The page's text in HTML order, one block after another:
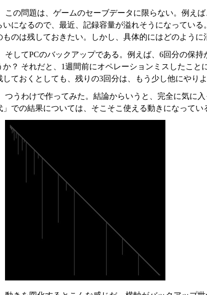
この問題は、ゲームのセーブデータに限らない。例え
いになるので、最近、記録容量が溢れそうになってい
ものは残しておきたい。しかし、具体的にはどのように
そしてPCのバックアップである。例えば、6回分の保
か？ それだと、1週間前にオペレーションミスしたこ
しておくとしても、残りの3回分は、もう少し他にやり
つうわけで作ってみた。結論からいうと、完全に気に
」での結果については、そこそこ使える動きになってい